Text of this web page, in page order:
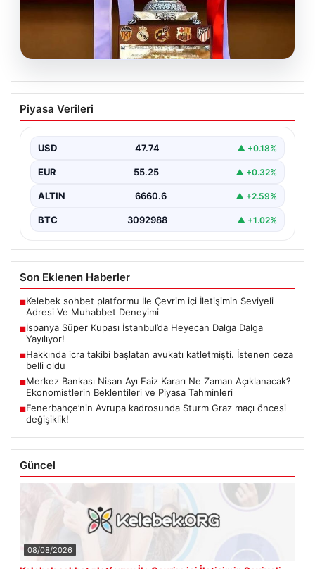
07.08.2026
İspanya Süper Kupası İstanbul’da
Heyecan Dalga Dalga Yayılıyor!
büyük bir organizasyona ev sahipliği yapmaya
hazırlanıyor. İspanya…
Piyasa Verileri
USD 47.74 ▲ +0.18%
EUR 55.25 ▲ +0.32%
ALTIN 6660.6 ▲ +2.59%
BTC 3092988 ▲ +1.02%
Son Eklenen Haberler
■Kelebek sohbet platformu İle Çevrim içi İletişimin Seviyeli
Adresi Ve Muhabbet Deneyimi
■İspanya Süper Kupası İstanbul’da Heyecan Dalga Dalga
Yayılıyor!
■Hakkında icra takibi başlatan avukatı katletmişti. İstenen ceza
belli oldu
■Merkez Bankası Nisan Ayı Faiz Kararı Ne Zaman Açıklanacak?
Ekonomistlerin Beklentileri ve Piyasa Tahminleri
■Fenerbahçe’nin Avrupa kadrosunda Sturm Graz maçı öncesi
değişiklik!
Güncel
08/08/2026